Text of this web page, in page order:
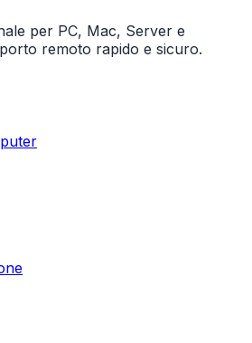
per PC, Mac, Server e
remoto rapido e sicuro.